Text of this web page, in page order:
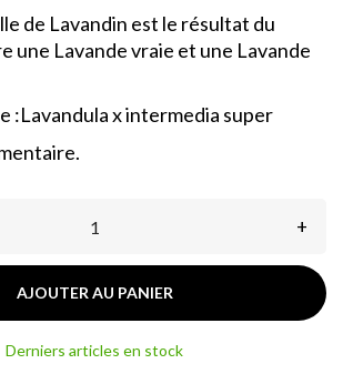
de Lavandin est le résultat du
une Lavande vraie et une Lavande
:Lavandula x intermedia super
+
AJOUTER AU PANIER
Derniers articles en stock